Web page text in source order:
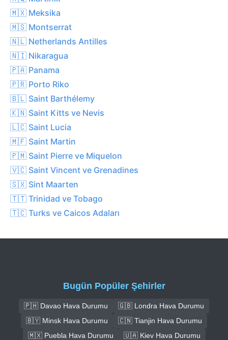
🇲🇽 Meksika
🇲🇸 Montserrat
🇳🇱 Netherlands Antilles
🇳🇮 Nikaragua
🇵🇦 Panama
🇵🇷 Porto Riko
🇧🇱 Saint Barthélemy
🇰🇳 Saint Kitts ve Nevis
🇱🇨 Saint Lucia
🇲🇫 Saint Martin
🇵🇲 Saint Pierre ve Miquelon
🇻🇨 Saint Vincent ve Grenadines
🇸🇽 Sint Maarten
🇹🇹 Trinidad ve Tobago
🇹🇨 Turks ve Caicos Adaları
Bugün Popüler Şehirler
🇵🇭 Davao Hava Durumu
🇬🇧 Londra Hava Durumu
🇧🇾 Minsk Hava Durumu
🇨🇳 Tianjin Hava Durumu
🇲🇽 Puebla Hava Durumu
🇺🇦 Kiev Hava Durumu